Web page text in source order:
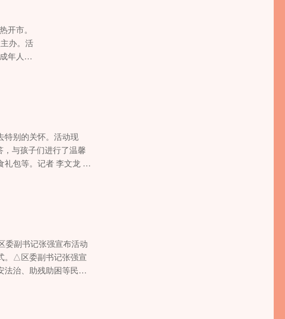
开市。
办。活
年人保
”在重庆
委展位
人的
等急救措
眼睛不
夏晨扬
特别的关怀。活动现
，与孩子们进行了温馨
礼包等。记者 李文龙 见
委副书记张强宣布活动
。△区委副书记张强宣
法治、助残助困等民生